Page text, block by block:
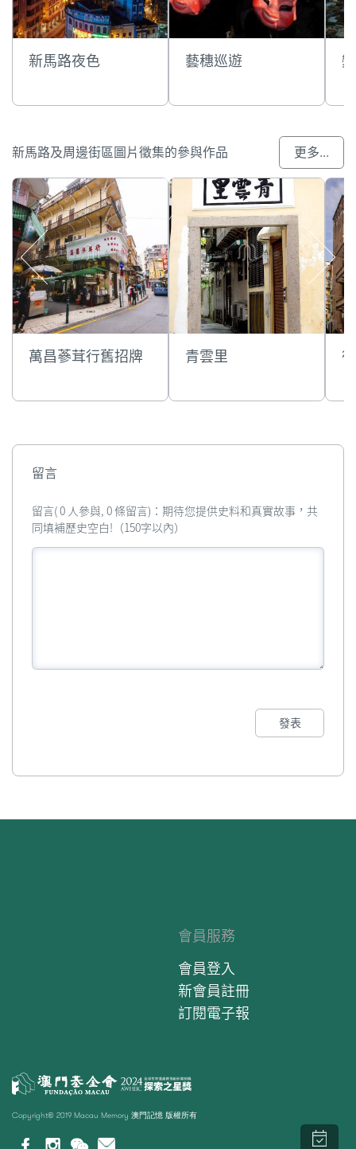
新馬路夜色 藝穗巡遊
新馬路及周邊街區圖片徵集的參與作品 更多...
萬昌蔘茸行舊招牌 青雲里
留言
留言( 0 人參與, 0 條留言)：期待您提供史料和真實故事，共
同填補歷史空白!（150字以內）
發表
會員服務
會員登入
新會員註冊
訂閱電子報
Copyright© 2019 Macau Memory 澳門記憶 版權所有